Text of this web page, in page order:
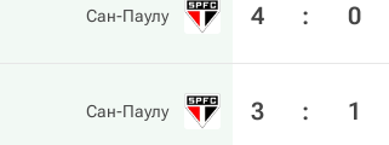
Сан-Паулу 4 : 0
Сан-Паулу 3 : 1